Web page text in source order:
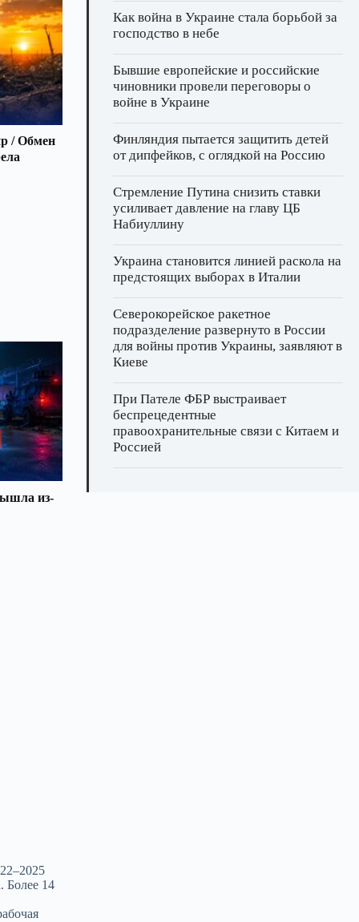
/ Обмен
из-
Более 14
Как война в Украине стала борьбой за
господство в небе
Бывшие европейские и российские
чиновники провели переговоры о
войне в Украине
Финляндия пытается защитить детей
от дипфейков, с оглядкой на Россию
Стремление Путина снизить ставки
усиливает давление на главу ЦБ
Набиуллину
Украина становится линией раскола на
предстоящих выборах в Италии
Северокорейское ракетное
подразделение развернуто в России
для войны против Украины, заявляют в
Киеве
При Пателе ФБР выстраивает
беспрецедентные
правоохранительные связи с Китаем и
Россией